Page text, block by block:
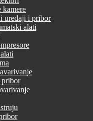
kamere
uređaji i pribor
alati
pribor